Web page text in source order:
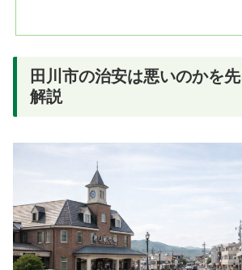
田川市の治安は悪いのかを
解説